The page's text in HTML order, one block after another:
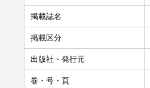
掲載誌名
掲載区分
出版社・発行元
巻・号・頁